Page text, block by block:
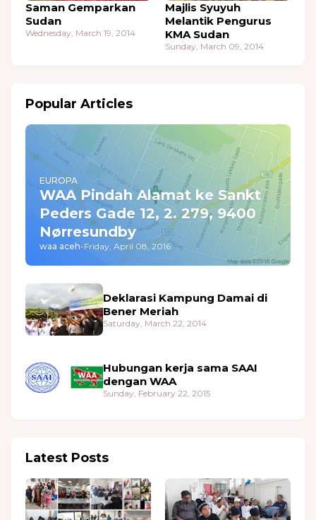
Saman Gemparkan
Sudan
Wednesday, March 19, 2014
Majlis Syuyuh
Melantik Pengurus
KMA Sudan
Sunday, March 09, 2014
Popular Articles
EUROPA
WAA Pindah Alamat ke Sankt
Peders Gade 12, 2. 279, 9400
Nørresundby
waa aceh-Friday, April 08, 2016
Deklarasi Kampung Damai di
Bener Meriah
Saturday, March 22, 2014
Hubungan kerja sama SAAI
dengan WAA
Sunday, February 22, 2015
Latest Posts